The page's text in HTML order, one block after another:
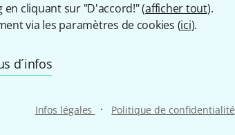
en cliquant sur "D'accord!" (afficher tout).
via les paramètres de cookies (ici).
d´infos
Infos légales · Politique de confidentialité